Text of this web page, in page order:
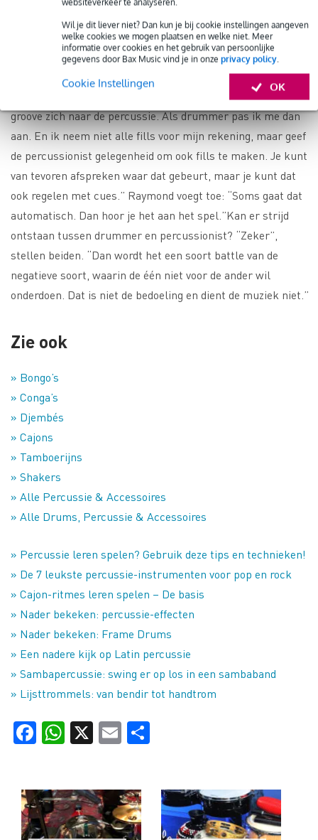
websiteverkeer te analyseren.
Wil je dit liever niet? Dan kun je bij cookie instellingen aangeven
welke cookies we mogen plaatsen en welke niet. Meer
informatie over cookies en het gebruik van persoonlijke
gegevens door Bax Music vind je in onze privacy policy.
OK
Cookie Instellingen
rekening mee dat er een percussionist naast hem staat?
“Zeker. Als drummer geef je ruimte aan de percussionist.
Als hij er bijvoorbeeld voor kiest om de tamboerijn te
spelen, dan speel ik niet de hi-hat. Soms verplaatst de
groove zich naar de percussie. Als drummer pas ik me dan
aan. En ik neem niet alle fills voor mijn rekening, maar geef
de percussionist gelegenheid om ook fills te maken. Je kunt
van tevoren afspreken waar dat gebeurt, maar je kunt dat
ook regelen met cues.” Raymond voegt toe: “Soms gaat dat
automatisch. Dan hoor je het aan het spel.”Kan er strijd
ontstaan tussen drummer en percussionist? “Zeker”,
stellen beiden. “Dan wordt het een soort battle van de
negatieve soort, waarin de één niet voor de ander wil
onderdoen. Dat is niet de bedoeling en dient de muziek niet.”
Zie ook
» Bongo’s
» Conga’s
» Djembés
» Cajons
» Tamboerijns
» Shakers
» Alle Percussie & Accessoires
» Alle Drums, Percussie & Accessoires
» Percussie leren spelen? Gebruik deze tips en technieken!
» De 7 leukste percussie-instrumenten voor pop en rock
» Cajon-ritmes leren spelen – De basis
» Nader bekeken: percussie-effecten
» Nader bekeken: Frame Drums
» Een nadere kijk op Latin percussie
» Sambapercussie: swing er op los in een sambaband
» Lijsttrommels: van bendir tot handtrom
FacebookWhatsApp Email